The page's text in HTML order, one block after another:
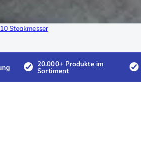
Steakmesser
20.000+ Produkte im
Sortiment